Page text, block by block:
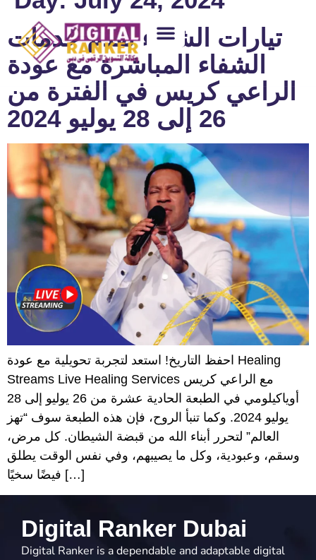
تيارات الشفاء تقدم خدمات
الشفاء المباشرة مع عودة
الراعي كريس في الفترة من
26 إلى 28 يوليو 2024
احفظ التاريخ! استعد لتجربة تحويلية مع عودة Healing
Streams Live Healing Services مع الراعي كريس
أوياكيلومي في الطبعة الحادية عشرة من 26 يوليو إلى 28
يوليو 2024. وكما تنبأ الروح، فإن هذه الطبعة سوف “تهز
العالم” لتحرر أبناء الله من قبضة الشيطان. كل مرض،
وسقم، وعبودية، وكل ما يصيبهم، وفي نفس الوقت يطلق
فيضًا سخيًا […]
Digital Ranker Dubai
Digital Ranker is a dependable and adaptable digital